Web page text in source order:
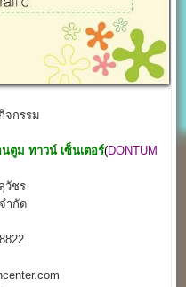
จกรรม
ตูม ทาวน์ เซ็นเตอร์(DONTUM
ชร
ำกัด